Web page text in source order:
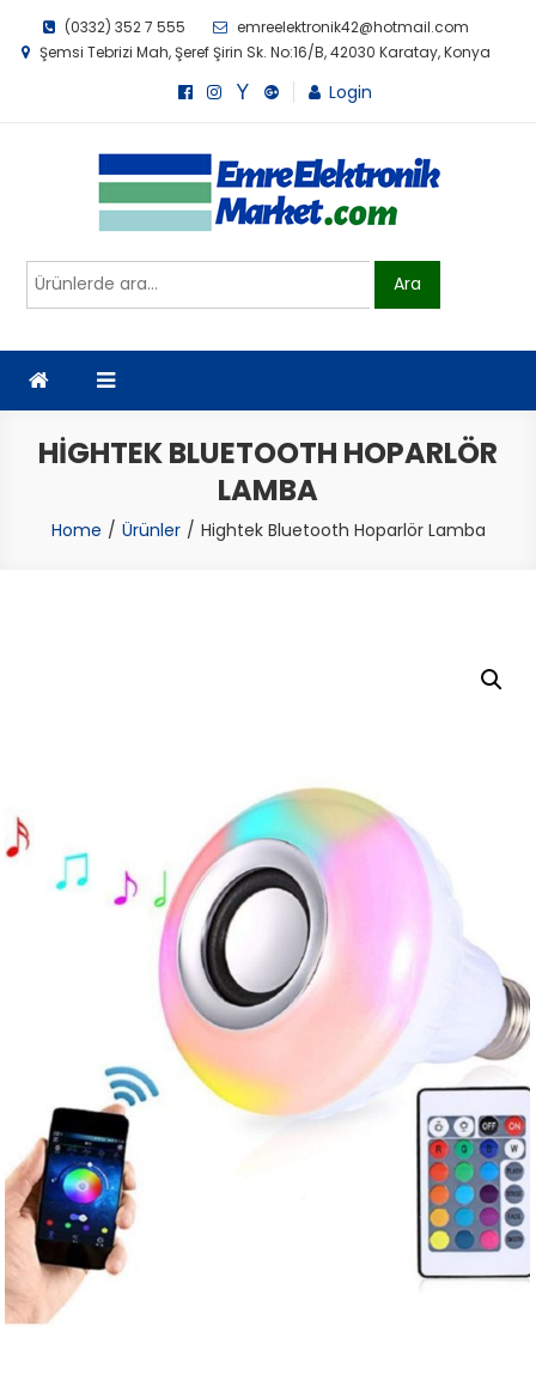
(0332) 352 7 555
emreelektronik42@hotmail.com
Şemsi Tebrizi Mah, Şeref Şirin Sk. No:16/B, 42030 Karatay, Konya
Login
Emre Elektronik Market
Ara: Ara
HIGHTEK BLUETOOTH HOPARLÖR
LAMBA
Home Ürünler Hightek Bluetooth Hoparlör Lamba